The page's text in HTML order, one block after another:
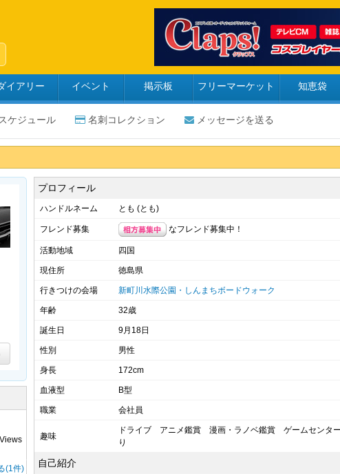
イアリー イベント 掲示板 フリーマーケット 知恵袋
スケジュール 名刺コレクション メッセージを送る
Views
(1件)
プロフィール
ハンドルネーム とも (とも)
フレンド募集 なフレンド募集中！
活動地域 四国
現住所 徳島県
行きつけの会場 新町川水際公園・しんまちボードウォーク
年齢 32歳
誕生日 9月18日
性別 男性
身長 172cm
血液型 B型
職業 会社員
趣味
ドライブ アニメ鑑賞 漫画・ラノベ鑑賞 ゲームセンタ
り
自己紹介